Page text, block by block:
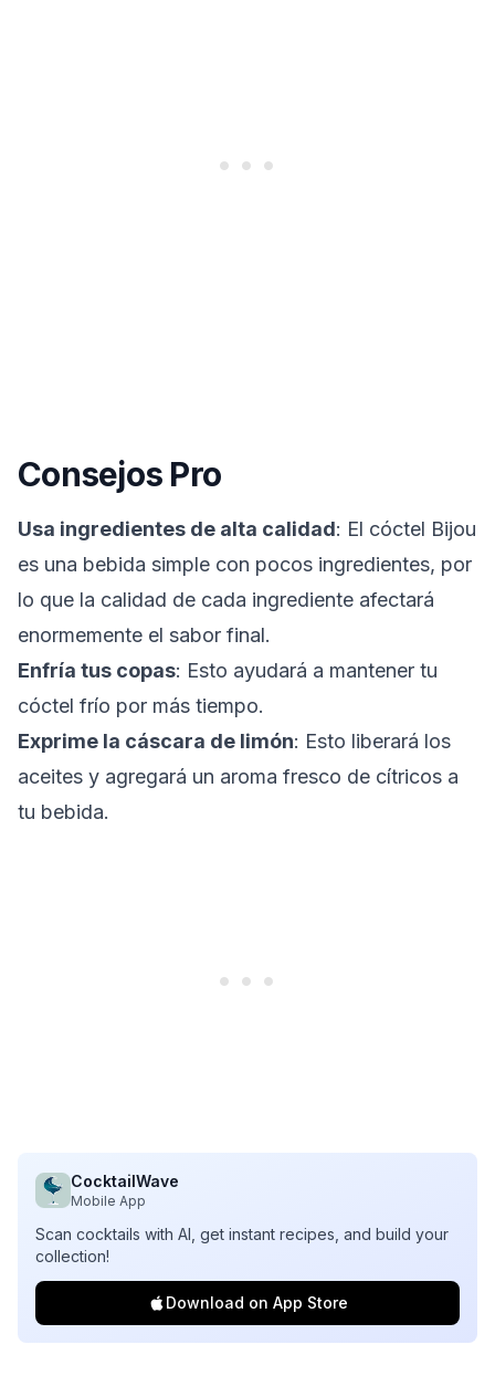
Consejos Pro
Usa ingredientes de alta calidad: El cóctel Bijou
es una bebida simple con pocos ingredientes, por
lo que la calidad de cada ingrediente afectará
enormemente el sabor final.
Enfría tus copas: Esto ayudará a mantener tu
cóctel frío por más tiempo.
Exprime la cáscara de limón: Esto liberará los
aceites y agregará un aroma fresco de cítricos a
tu bebida.
CocktailWave
Mobile App
Scan cocktails with AI, get instant recipes, and build your
collection!
Download on App Store